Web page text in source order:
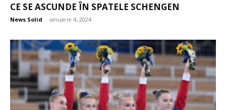
CE SE ASCUNDE ÎN SPATELE SCHENGEN
News Solid - ianuarie 4, 2024